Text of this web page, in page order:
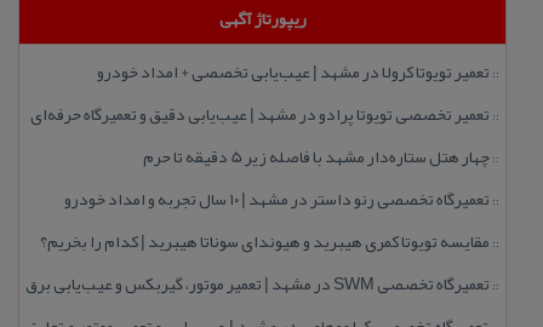
ریپورتاژ آگهی
:: تعمیر تویوتا كرولا در مشهد | عیب‌یابی تخصصی + امداد خودرو
:: تعمیر تخصصی تویوتا پرادو در مشهد | عیب‌یابی دقیق و تعمیرگاه حرفه‌ای
::چهار هتل‌ ستاره‌دار مشهد با فاصله زیر 5 دقیقه تا حرم
:: تعمیرگاه تخصصی رنو داستر در مشهد | ۱۰ سال تجربه و امداد خودرو
:: مقایسه تویوتا كمری هیبرید و هیوندای سوناتا هیبرید | كدام را بخریم؟
:: تعمیرگاه تخصصی SWM در مشهد | تعمیر موتور، گیربكس و عیب‌یابی برق